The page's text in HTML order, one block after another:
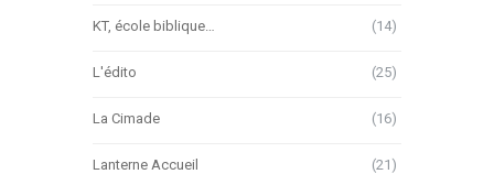
KT, école biblique… (14)
L'édito (25)
La Cimade (16)
Lanterne Accueil (21)